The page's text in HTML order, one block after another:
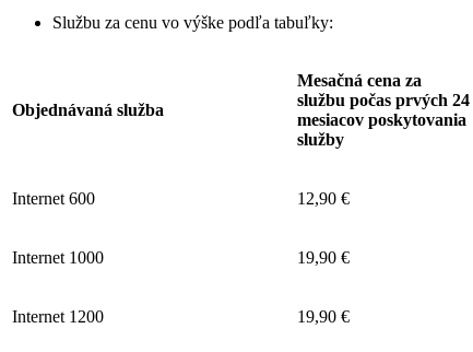
Službu za cenu vo výške podľa tabuľky:
Objednávaná služba
Mesačná cena za
službu počas prvých 24
mesiacov poskytovania
služby
Internet 600 12,90 €
Internet 1000 19,90 €
Internet 1200 19,90 €